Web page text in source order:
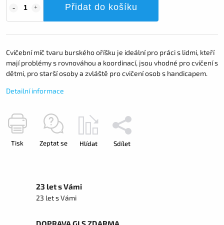
Přidat do košíku
Cvičební míč tvaru burského oříšku je ideální pro práci s lidmi, kteří
mají problémy s rovnováhou a koordinací, jsou vhodné pro cvičení s
dětmi, pro starší osoby a zvláště pro cvičení osob s handicapem.
Detailní informace
Tisk Zeptat se Hlídat Sdílet
23 let s Vámi
23 let s Vámi